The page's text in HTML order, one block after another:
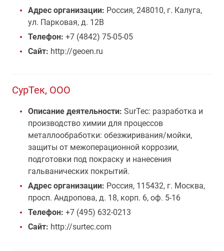
Адрес организации: Россия, 248010, г. Калуга,
ул. Парковая, д. 12В
Телефон: +7 (4842) 75-05-05
Сайт: http://geoen.ru
СурТек, ООО
Описание деятельности: SurTec: разработка и
производство химии для процессов
металлообработки: обезжиривания/мойки,
защиты от межоперационной коррозии,
подготовки под покраску и нанесения
гальванических покрытий.
Адрес организации: Россия, 115432, г. Москва,
просп. Андропова, д. 18, корп. 6, оф. 5-16
Телефон: +7 (495) 632-0213
Сайт: http://surtec.com